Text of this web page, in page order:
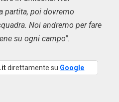
partita, poi dovremo
Noi andremo per fare
su ogni campo".
direttamente su Google